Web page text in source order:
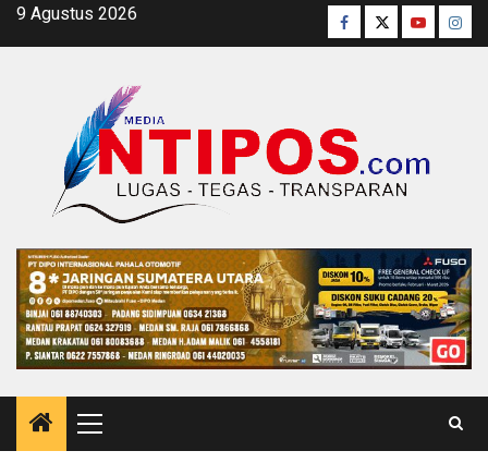
Skip9 Agustus 2026 Facebook
TwitterYoutube
Primary
Menu